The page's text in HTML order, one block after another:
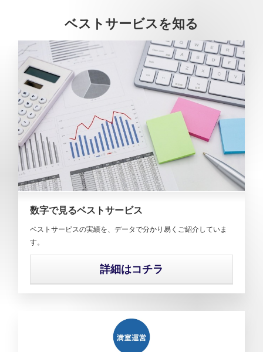
ベストサービスを知る
数字で見るベストサービス
ベストサービスの実績を、データで分かり易くご紹介していま
す。
詳細はコチラ